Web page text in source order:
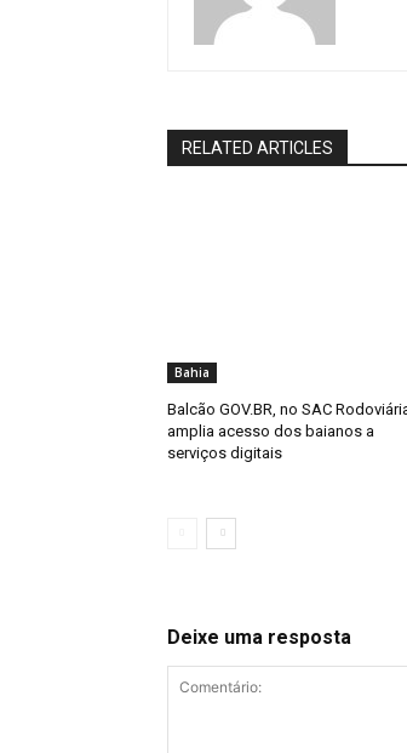
RELATED ARTICLES
Bahia
Balcão GOV.BR, no SAC
amplia acesso dos baianos a
serviços digitais
Deixe uma resposta